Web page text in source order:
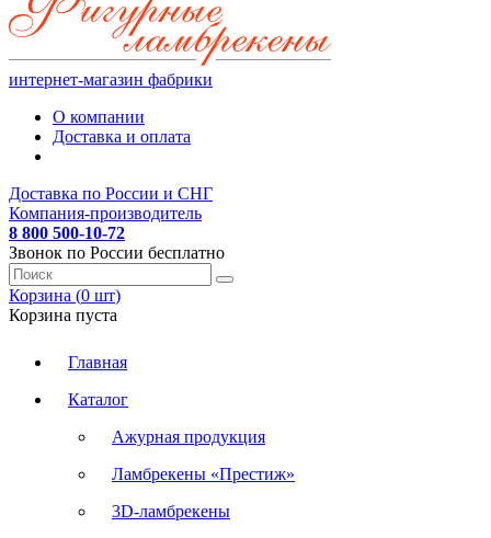
интернет-магазин фабрики
О компании
Доставка и оплата
Доставка по России и СНГ
Компания-производитель
8 800 500-10-72
Звонок по России бесплатно
Корзина (0 шт)
Корзина пуста
Главная
Каталог
Ажурная продукция
Ламбрекены «Престиж»
3D-ламбрекены